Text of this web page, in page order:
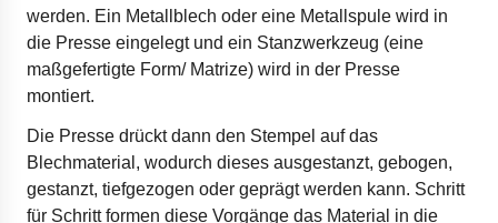
werden. Ein Metallblech oder eine Metallspule wird in
die Presse eingelegt und ein Stanzwerkzeug (eine
maßgefertigte Form/ Matrize) wird in der Presse
montiert.
Die Presse drückt dann den Stempel auf das
Blechmaterial, wodurch dieses ausgestanzt, gebogen,
gestanzt, tiefgezogen oder geprägt werden kann. Schritt
für Schritt formen diese Vorgänge das Material in die